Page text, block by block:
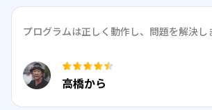
プログラムは正しく動作し、問題を解決し
高橋から